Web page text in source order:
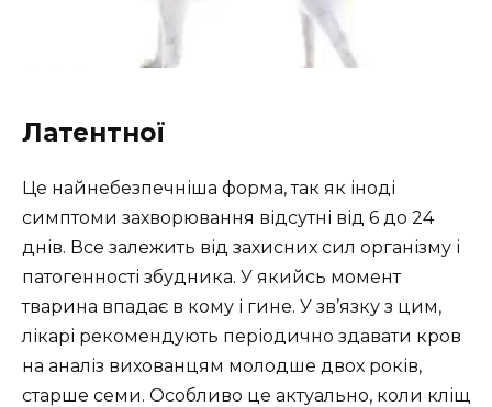
Латентної
Це найнебезпечніша форма, так як іноді
симптоми захворювання відсутні від 6 до 24
днів. Все залежить від захисних сил організму і
патогенності збудника. У якийсь момент
тварина впадає в кому і гине. У зв’язку з цим,
лікарі рекомендують періодично здавати кров
на аналіз вихованцям молодше двох років,
старше семи. Особливо це актуально, коли кліщ